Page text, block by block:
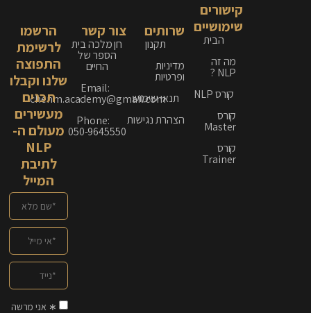
קישורים
שימושיים
הבית
מה זה
NLP ?
קורס NLP
קורס
Master
קורס
Trainer
שרותים
תקנון
מדיניות
ופרטיות
תנאי שימוש
הצהרת נגישות
צור קשר
חן מלכה בית
הספר של
החיים
Email:
chenm.academy@gmail.com
Phone:
050-9645550
הרשמו
לרשימת
התפוצה
שלנו וקבלו
תכנים
מעשירים
מעולם ה-
NLP
לתיבת
המייל
∗ אני מרשה